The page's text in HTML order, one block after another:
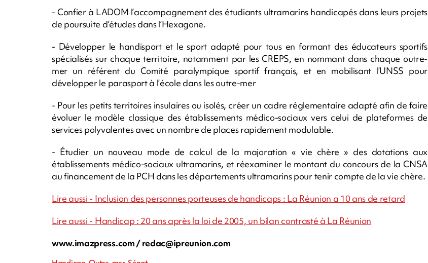
- Confier à LADOM l’accompagnement des étudiants ultramarins handicapés dans leurs projets
de poursuite d’études dans l’Hexagone.
- Développer le handisport et le sport adapté pour tous en formant des éducateurs sportifs
spécialisés sur chaque territoire, notamment par les CREPS, en nommant dans chaque outre-
mer un référent du Comité paralympique sportif français, et en mobilisant l’UNSS pour
développer le parasport à l’école dans les outre-mer
- Pour les petits territoires insulaires ou isolés, créer un cadre réglementaire adapté afin de faire
évoluer le modèle classique des établissements médico-sociaux vers celui de plateformes de
services polyvalentes avec un nombre de places rapidement modulable.
- Étudier un nouveau mode de calcul de la majoration « vie chère » des dotations aux
établissements médico-sociaux ultramarins, et réexaminer le montant du concours de la CNSA
au financement de la PCH dans les départements ultramarins pour tenir compte de la vie chère.
Lire aussi - Inclusion des personnes porteuses de handicaps : La Réunion a 10 ans de retard
Lire aussi - Handicap : 20 ans après la loi de 2005, un bilan contrasté à La Réunion
www.imazpress.com /redac@ipreunion.com